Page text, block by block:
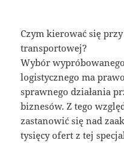
Czym kierować się
transportowej?
Wybór
logistycznego ma
sprawnego działania
biznesów. Z tego
zastanowić się nad
tysięcy ofert z tej